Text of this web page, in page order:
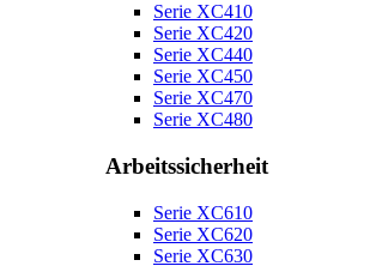
Serie XC410
Serie XC420
Serie XC440
Serie XC450
Serie XC470
Serie XC480
Arbeitssicherheit
Serie XC610
Serie XC620
Serie XC630